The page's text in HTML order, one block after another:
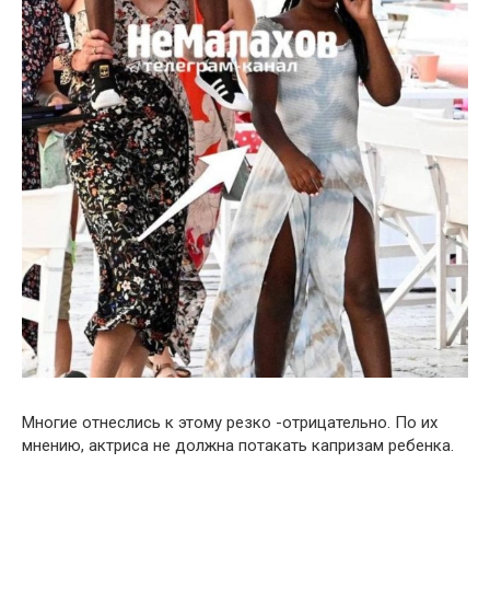
Многие отнеслись к этому резко -отрицательно. По их
мнению, актриса не должна потакать капризам ребенка.